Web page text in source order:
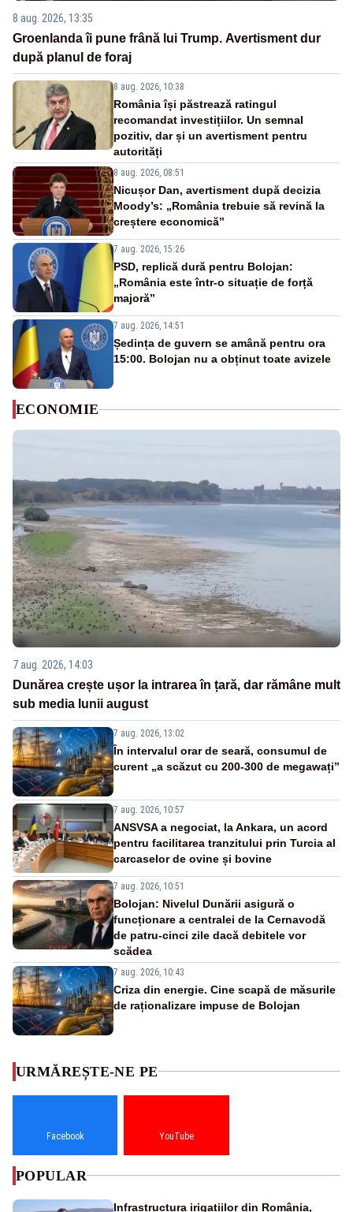
8 aug. 2026, 13:35
Groenlanda îi pune frână lui Trump. Avertisment dur
după planul de foraj
8 aug. 2026, 10:38
România își păstrează ratingul
recomandat investițiilor. Un semnal
pozitiv, dar și un avertisment pentru
autorități
8 aug. 2026, 08:51
Nicușor Dan, avertisment după decizia
Moody’s: „România trebuie să revină la
creștere economică”
7 aug. 2026, 15:26
PSD, replică dură pentru Bolojan:
„România este într-o situație de forță
majoră”
7 aug. 2026, 14:51
Ședința de guvern se amână pentru ora
15:00. Bolojan nu a obținut toate avizele
ECONOMIE
7 aug. 2026, 14:03
Dunărea crește ușor la intrarea în țară, dar rămâne mult
sub media lunii august
7 aug. 2026, 13:02
În intervalul orar de seară, consumul de
curent „a scăzut cu 200-300 de megawați”
7 aug. 2026, 10:57
ANSVSA a negociat, la Ankara, un acord
pentru facilitarea tranzitului prin Turcia al
carcaselor de ovine și bovine
7 aug. 2026, 10:51
Bolojan: Nivelul Dunării asigură o
funcționare a centralei de la Cernavodă
de patru-cinci zile dacă debitele vor
scădea
7 aug. 2026, 10:43
Criza din energie. Cine scapă de măsurile
de raționalizare impuse de Bolojan
URMĂREȘTE-NE PE
Facebook YouTube
POPULAR
Infrastructura irigațiilor din România,